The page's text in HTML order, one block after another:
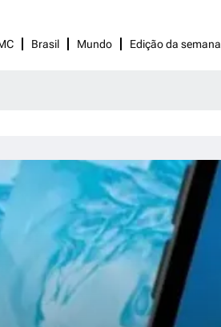
Brasil Mundo Edição da semana